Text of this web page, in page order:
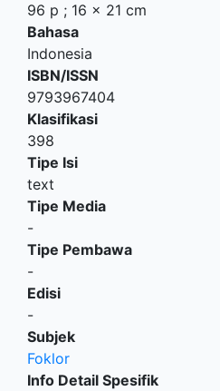
96 p ; 16 x 21 cm
Bahasa
Indonesia
ISBN/ISSN
9793967404
Klasifikasi
398
Tipe Isi
text
Tipe Media
-
Tipe Pembawa
-
Edisi
-
Subjek
Foklor
Info Detail Spesifik